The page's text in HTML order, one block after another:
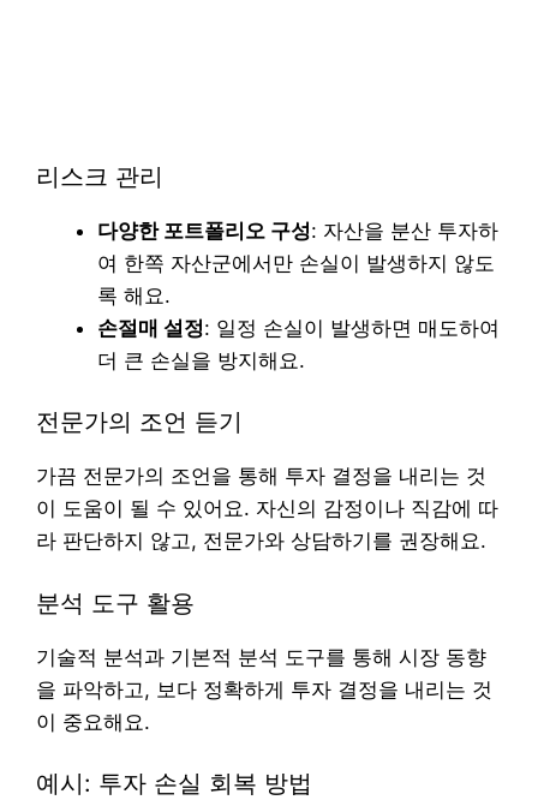
리스크 관리
다양한 포트폴리오 구성: 자산을 분산 투자하
여 한쪽 자산군에서만 손실이 발생하지 않도
록 해요.
손절매 설정: 일정 손실이 발생하면 매도하여
더 큰 손실을 방지해요.
전문가의 조언 듣기
가끔 전문가의 조언을 통해 투자 결정을 내리는 것
이 도움이 될 수 있어요. 자신의 감정이나 직감에 따
라 판단하지 않고, 전문가와 상담하기를 권장해요.
분석 도구 활용
기술적 분석과 기본적 분석 도구를 통해 시장 동향
을 파악하고, 보다 정확하게 투자 결정을 내리는 것
이 중요해요.
예시: 투자 손실 회복 방법